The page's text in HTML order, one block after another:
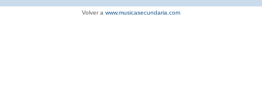
Volver a www.musicasecundaria.com